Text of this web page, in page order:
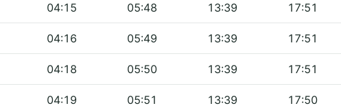
04:15 05:48 13:39 17:51
04:16 05:49 13:39 17:51
04:18 05:50 13:39 17:51
04:19 05:51 13:39 17:50